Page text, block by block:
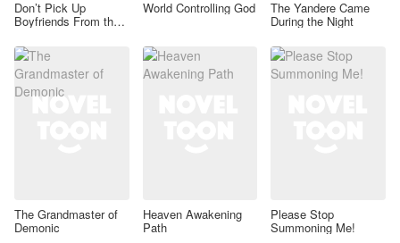
Don’t Pick Up
Boyfriends From the
World Controlling God The Yandere Came
During the Night
The Grandmaster of
Demonic
Heaven Awakening
Path
Please Stop
Summoning Me!